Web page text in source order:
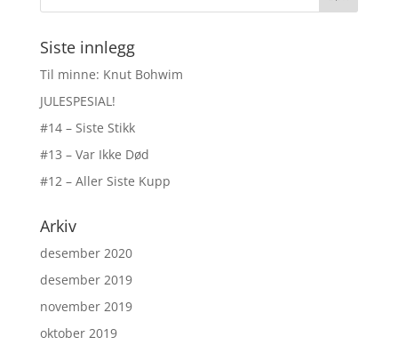
Siste innlegg
Til minne: Knut Bohwim
JULESPESIAL!
#14 – Siste Stikk
#13 – Var Ikke Død
#12 – Aller Siste Kupp
Arkiv
desember 2020
desember 2019
november 2019
oktober 2019